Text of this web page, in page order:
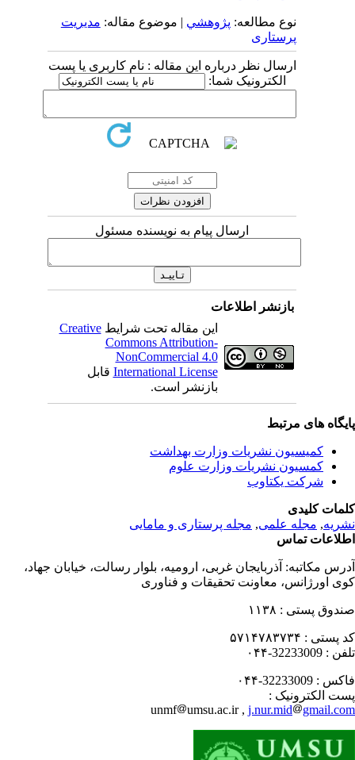
نوع مطالعه:پژوهشي| موضوع مقاله:مدیریت
پرستاری
ارسال نظر درباره این مقاله : نام کاربری یا پست
الکترونیک شما:
ارسال پیام به نویسنده مسئول
بازنشر اطلاعات
این مقاله تحت شرایطCreative
Commons Attribution-
NonCommercial 4.0
International Licenseقابل
بازنشر است.
های مرتبط
کمیسیون نشریات وزارت بهداشت
کمسیون نشریات وزارت علوم
شرکت یکتاوب
کلیدی
,مجله علمی, مجله پرستاری و مامایی
تماس
مکاتبه:آذربایجان غربی، ارومیه، بلوار رسالت، خیابان جهاد،
اورژانس، معاونت تحقیقات و فناوری
پستی : ۱۱۳۸
پستی : ۵۷۱۴۷۸۳۷۳۴
: 32233009-۰۴۴
: 32233009-۰۴۴
الکترونیک :
unmf
umsu.ac.ir ,j.nur.mid